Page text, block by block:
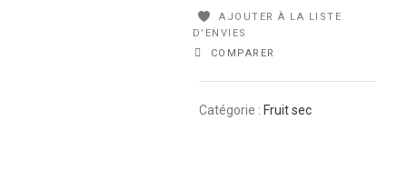
AJOUTER À LA LISTE
D’ENVIES
COMPARER
Catégorie : Fruit sec